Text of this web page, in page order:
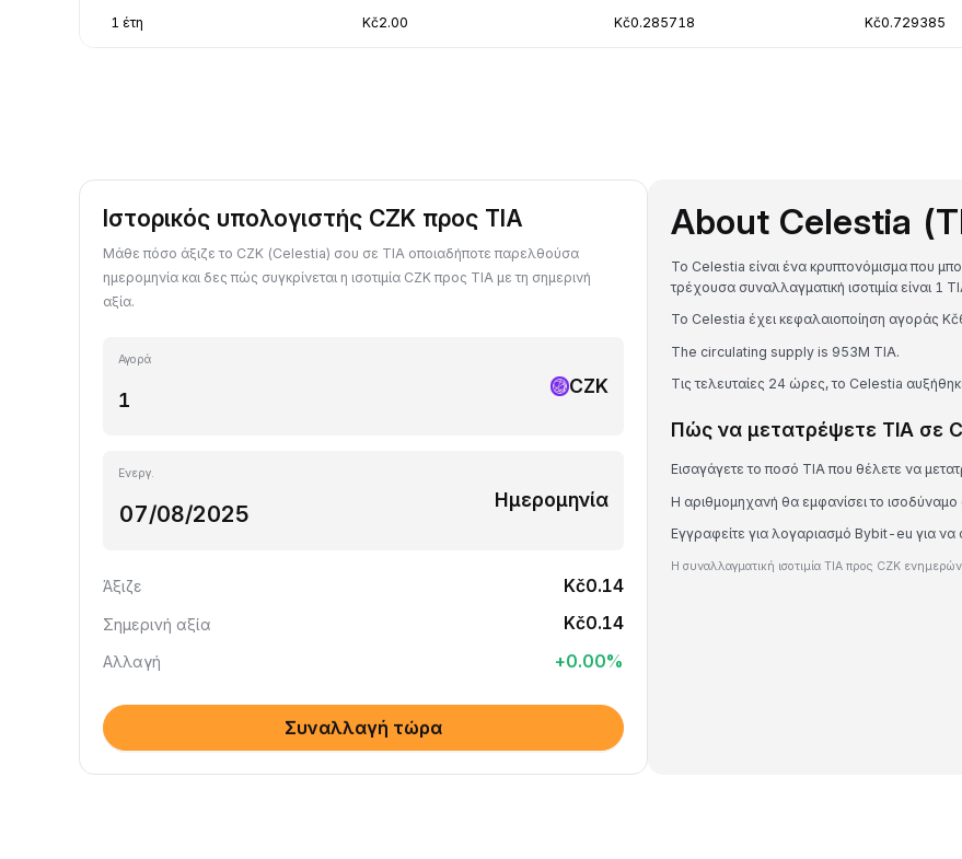
1 έτη Kč2.00 Kč0.285718 Kč0.729385
Ιστορικός υπολογιστής CZK προς TIA
Μάθε πόσο άξιζε το CZK (Celestia) σου σε TIA οποιαδήποτε παρελθούσα
ημερομηνία και δες πώς συγκρίνεται η ισοτιμία CZK προς TIA με τη σημερινή
αξία.
Αγορά
CZK
Ενεργ.
Ημερομηνία
Άξιζε Kč0.14
Σημερινή αξία Kč0.14
Αλλαγή +0.00%
Συναλλαγή τώρα
About Celestia
Το Celestia είναι ένα κρυπτονόμισμα που
τρέχουσα συναλλαγματική ισοτιμία είναι
Το Celestia έχει κεφαλαιοποίηση αγοράς
The circulating supply is 953M TIA.
Τις τελευταίες 24 ώρες, το Celestia
Πώς να μετατρέψετε TIA σε
Εισαγάγετε το ποσό TIA που θέλετε να
Η αριθμομηχανή θα εμφανίσει το ισοδύναμο
Εγγραφείτε για λογαριασμό Bybit-eu για
Η συναλλαγματική ισοτιμία TIA προς CZK